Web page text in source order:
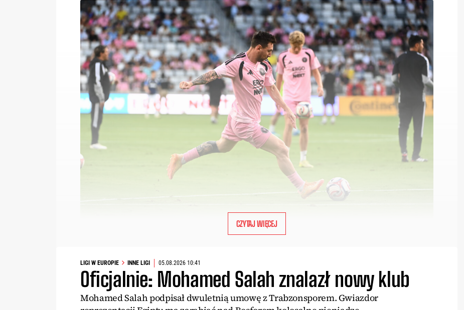
CZYTAJ WIĘCEJ
LIGI W EUROPIE INNE LIGI 05.08.2026 10:41
Oficjalnie: Mohamed Salah znalazł nowy klub
Mohamed Salah podpisał dwuletnią umowę z Trabzonsporem. Gwiazdor